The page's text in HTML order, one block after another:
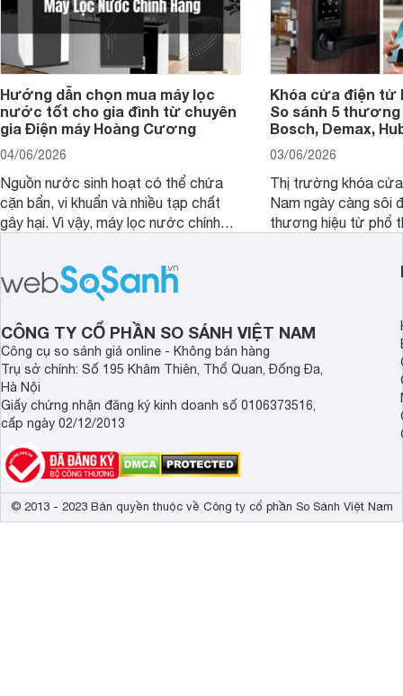
Hướng dẫn chọn mua máy lọc
nước tốt cho gia đình từ chuyên
gia Điện máy Hoàng Cương
04/06/2026
Nguồn nước sinh hoạt có thể chứa
cặn bẩn, vi khuẩn và nhiều tạp chất
gây hại. Vì vậy, máy lọc nước chính
sức khỏe và đảm bảo nguồn nước
sạch cho cả gia đình.
Khóa cửa điện tử
So sánh 5 thương
Bosch, Demax,
03/06/2026
Thị trường khóa
Nam ngày càng sôi
thương hiệu từ phổ
cửa điện tử hãng
sẽ so sánh 5
Demax, Hubert và
CÔNG TY CỔ PHẦN SO SÁNH VIỆT NAM
Công cụ so sánh giá online - Không bán hàng
Trụ sở chính: Số 195 Khâm Thiên, Thổ Quan, Đống Đa,
Hà Nội
Giấy chứng nhận đăng ký kinh doanh số 0106373516,
cấp ngày 02/12/2013
© 2013 - 2023 Bản quyền thuộc về Công ty cổ phần So Sánh Việt Nam